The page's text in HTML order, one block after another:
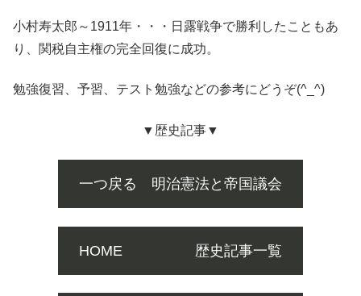
小村寿太郎～1911年・・・日露戦争で勝利したこともあ
り、関税自主権の完全回復に成功。
勉強復習、予習、テスト勉強などの参考にどうぞ(^_^)
▼歴史記事▼
一つ戻る 明治憲法と帝国議会
HOME 歴史記事一覧